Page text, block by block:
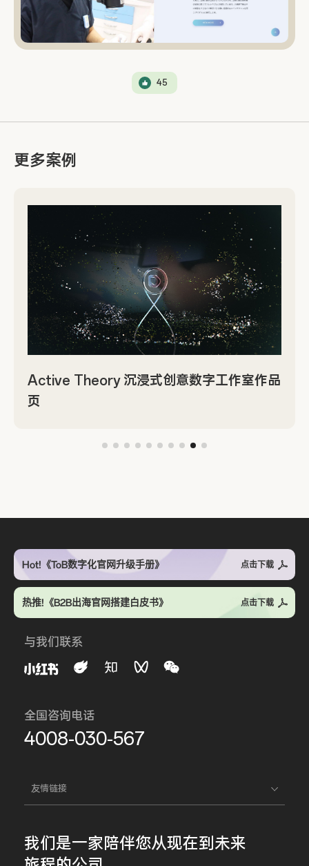
45
更多案例
Active Theory 沉浸式创意数字工作室作品
页
Hot!《ToB数字化官网升级手册》 点击下载
热推!《B2B出海官网搭建白皮书》 点击下载
与我们联系
全国咨询电话
4008-030-567
友情链接
我们是一家陪伴您从现在到未来